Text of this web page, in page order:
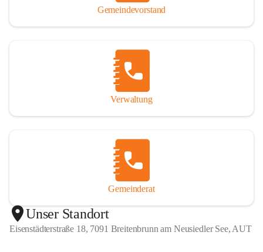
Gemeindevorstand
Verwaltung
Gemeinderat
Unser Standort
Eisenstädterstraße 18, 7091 Breitenbrunn am Neusiedler See, AUT